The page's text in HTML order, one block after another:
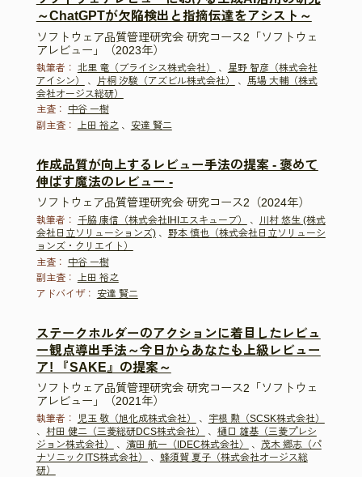
～ChatGPTが欠陥検出と指摘伝達をアシスト～
ソフトウェア品質管理研究会 研究コース2「ソフトウェ
アレビュー」（2023年）
執筆者： 北里 竜（ブライシス株式会社） 、 星野 智彦（株式会社
アイシン）
、 片桐 汐駿（アズビル株式会社） 、 馬場 大輔（株式
会社オージス総研）
主査：
中谷 一樹
副主査：
上田 裕之 、 安達 賢二
作成品質が向上するレビュー手法の提案 - 褒めて
伸ばす魔法のレビュー -
ソフトウェア品質管理研究会 研究コース2（2024年）
執筆者： 千脇 康信（株式会社IHIエスキューブ） 、 川村 悠生 (株式
会社日立ソリューションズ)、 野本 慎也（株式会社日立ソリューシ
ョンズ・クリエイト）
主査：
中谷 一樹
副主査： 上田 裕之
アドバイザ：
安達 賢二
ステークホルダーのアクションに着目したレビュ
ー観点導出手法～今日からあなたも上級レビュー
ア! 『SAKE』の提案～
ソフトウェア品質管理研究会 研究コース2「ソフトウェ
アレビュー」（2021年）
執筆者： 児玉 敬（旭化成株式会社） 、 宇根 勲（SCSK株式会社）
、 村田 健二（三菱総研DCS株式会社） 、 樋口 雄基（三菱プレシ
ジョン株式会社）
、 濱田 航一（IDEC株式会社〉 、 茂木 郷志（パ
ナソニックITS株式会社）
、 蜂須賀 夏子（株式会社オージス総
研）